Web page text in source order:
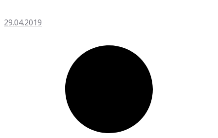
29.04.2019